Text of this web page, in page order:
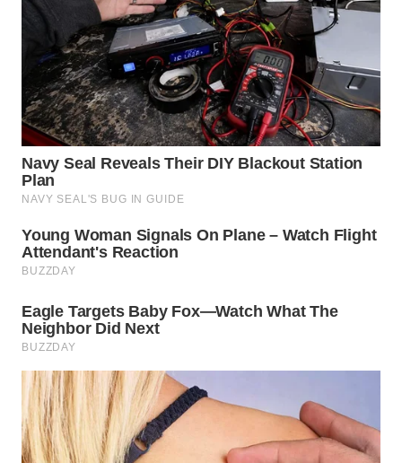
WN
SAMOSIR
WN
PADANG
LAWAS
SUMEDANG
WN
CIANJUR
WN
KEPULAUAN
SERIBU
WN
TANGERANG